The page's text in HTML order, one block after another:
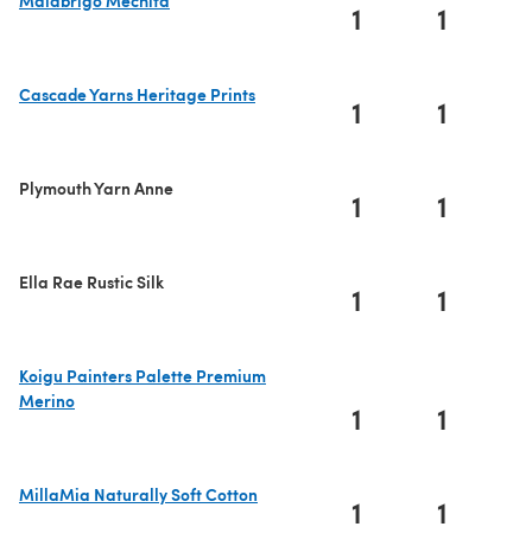
1 1
Cascade Yarns Heritage Prints
1 1
Plymouth Yarn Anne 1 1
Ella Rae Rustic Silk 1 1
Koigu Painters Palette Premium
Merino
1 1
MillaMia Naturally Soft Cotton
1 1